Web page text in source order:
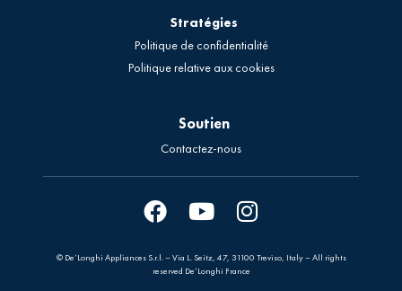
Stratégies
Politique de confidentialité
Politique relative aux cookies
Soutien
Contactez-nous
© De’Longhi Appliances S.r.l. – Via L. Seitz, 47, 31100 Treviso, Italy – All rights
reserved De’Longhi France